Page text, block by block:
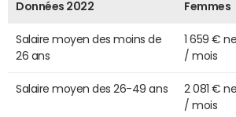
Données 2022 Femmes
Salaire moyen des moins de
26 ans
1 659 €
/ mois
Salaire moyen des 26-49 ans
2 081 €
/ mois